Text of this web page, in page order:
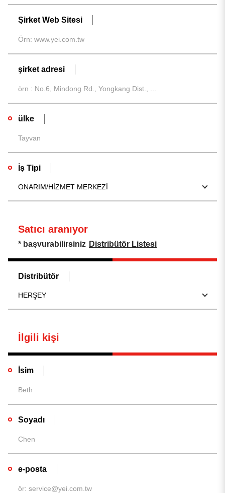
Şirket Web Sitesi
şirket adresi
ülke
İş Tipi
ONARIM/HİZMET MERKEZİ
Satıcı aranıyor
* başvurabilirsiniz Distribütör Listesi
Distribütör
HERŞEY
İlgili kişi
İsim
Soyadı
e-posta